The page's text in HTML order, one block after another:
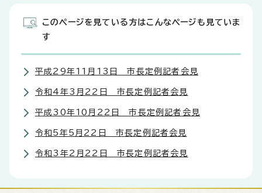
このページを見ている方はこんなページも見ていま
す
平成29年11月13日 市長定例記者会見
令和4年3月22日 市長定例記者会見
平成30年10月22日 市長定例記者会見
令和5年5月22日 市長定例記者会見
令和3年2月22日 市長定例記者会見